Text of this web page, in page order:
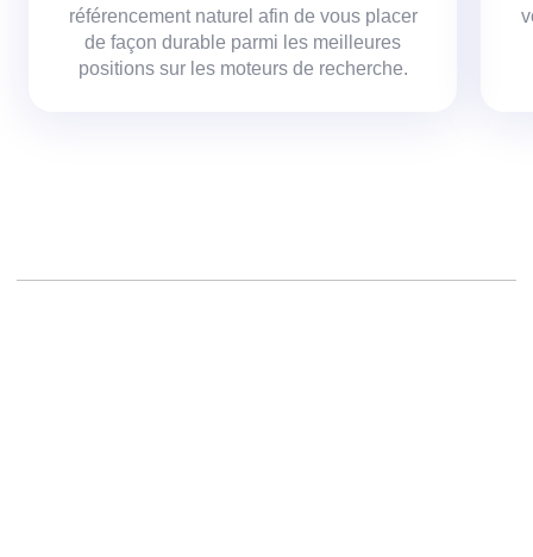
référencement naturel afin de vous placer
de façon durable parmi les meilleures
positions sur les moteurs de recherche.